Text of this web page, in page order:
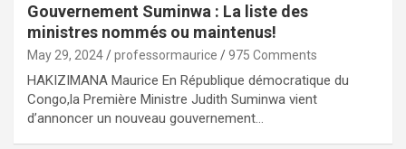
Gouvernement Suminwa : La liste des
ministres nommés ou maintenus!
May 29, 2024 professormaurice 975 Comments
HAKIZIMANA Maurice En République démocratique du
Congo,la Première Ministre Judith Suminwa vient
d’annoncer un nouveau gouvernement…